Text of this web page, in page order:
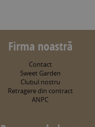
Firma noastră
Contact
Sweet Garden
Clubul nostru
Retragere din contract
ANPC